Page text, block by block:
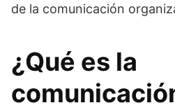
de la comunicación
¿Qué es la